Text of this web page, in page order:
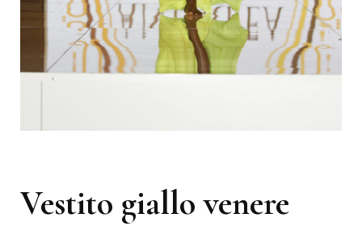
Vestito giallo venere